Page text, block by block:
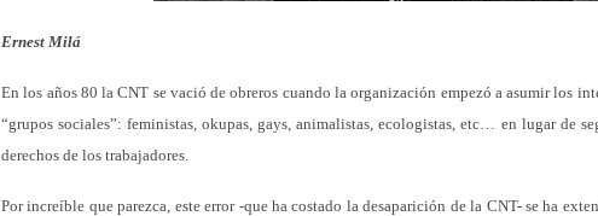
Ernest Milá
En los años 80 la CNT se vació de obreros cuando la organización empezó a asumir los
“grupos sociales”: feministas, okupas, gays, animalistas, ecologistas, etc… en lugar de
derechos de los trabajadores.
Por increíble que parezca, este error -que ha costado la desaparición de la CNT- se ha